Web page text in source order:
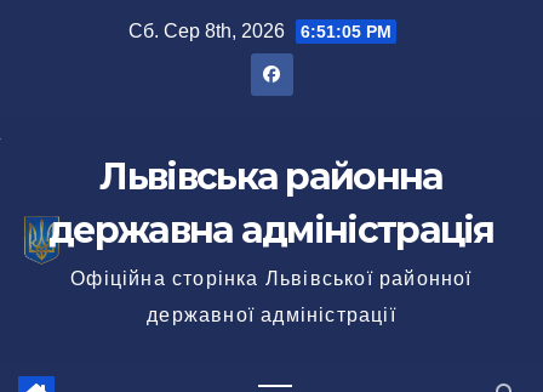
Сб. Сер 8th, 2026 6:51:05 PM
Львівська районна
державна адміністрація
Офіційна сторінка Львівської районної
державної адміністрації